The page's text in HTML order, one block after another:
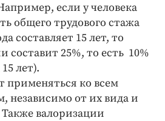
если у человека
общего трудового стажа
составляет 15 лет, то
составит 25%, то есть 10%
лет).
применяться ко всем
независимо от их вида и
валоризации